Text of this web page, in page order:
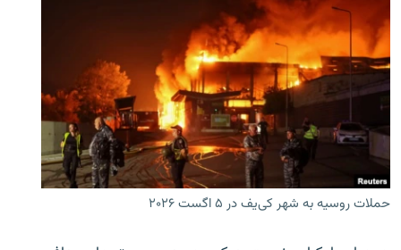
حملات روسیه به شهر کی‌یف در ۵ اگست ۲۰۲۶